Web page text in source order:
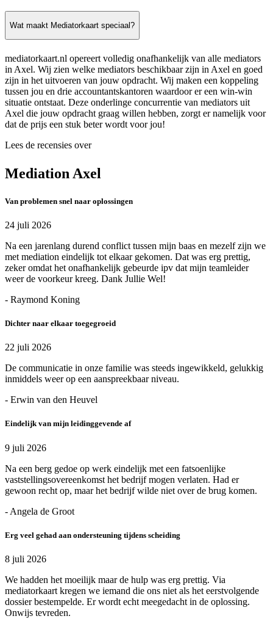
Wat maakt Mediatorkaart speciaal?
mediatorkaart.nl opereert volledig onafhankelijk van alle mediators
in Axel. Wij zien welke mediators beschikbaar zijn in Axel en goed
zijn in het uitvoeren van jouw opdracht. Wij maken een koppeling
tussen jou en drie accountantskantoren waardoor er een win-win
situatie ontstaat. Deze onderlinge concurrentie van mediators uit
Axel die jouw opdracht graag willen hebben, zorgt er namelijk voor
dat de prijs een stuk beter wordt voor jou!
Lees de recensies over
Mediation Axel
Van problemen snel naar oplossingen
24 juli 2026
Na een jarenlang durend conflict tussen mijn baas en mezelf zijn we
met mediation eindelijk tot elkaar gekomen. Dat was erg prettig,
zeker omdat het onafhankelijk gebeurde ipv dat mijn teamleider
weer de voorkeur kreeg. Dank Jullie Wel!
- Raymond Koning
Dichter naar elkaar toegegroeid
22 juli 2026
De communicatie in onze familie was steeds ingewikkeld, gelukkig
inmiddels weer op een aanspreekbaar niveau.
- Erwin van den Heuvel
Eindelijk van mijn leidinggevende af
9 juli 2026
Na een berg gedoe op werk eindelijk met een fatsoenlijke
vaststellingsovereenkomst het bedrijf mogen verlaten. Had er
gewoon recht op, maar het bedrijf wilde niet over de brug komen.
- Angela de Groot
Erg veel gehad aan ondersteuning tijdens scheiding
8 juli 2026
We hadden het moeilijk maar de hulp was erg prettig. Via
mediatorkaart kregen we iemand die ons niet als het eerstvolgende
dossier bestempelde. Er wordt echt meegedacht in de oplossing.
Onwijs tevreden.